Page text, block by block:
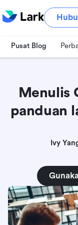
Pusat Blog
Menulis
panduan
Ivy